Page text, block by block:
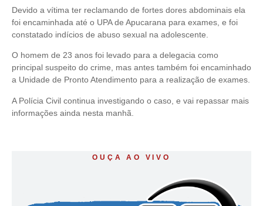
Devido a vítima ter reclamando de fortes dores abdominais ela
foi encaminhada até o UPA de Apucarana para exames, e foi
constatado indícios de abuso sexual na adolescente.
O homem de 23 anos foi levado para a delegacia como
principal suspeito do crime, mas antes também foi encaminhado
a Unidade de Pronto Atendimento para a realização de exames.
A Polícia Civil continua investigando o caso, e vai repassar mais
informações ainda nesta manhã.
OUÇA AO VIVO